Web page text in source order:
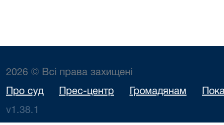
2026 © Всі права захищені
Про суд Прес-центр Громадянам
v1.38.1